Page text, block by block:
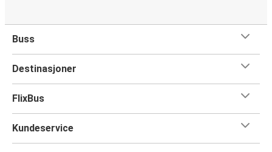
Buss
Destinasjoner
FlixBus
Kundeservice